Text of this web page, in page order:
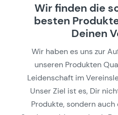
Wir finden die
besten
Deinen
Wir haben es uns zur
unseren Produkten
Leidenschaft im
Unser Ziel ist es, Dir
Produkte, sondern